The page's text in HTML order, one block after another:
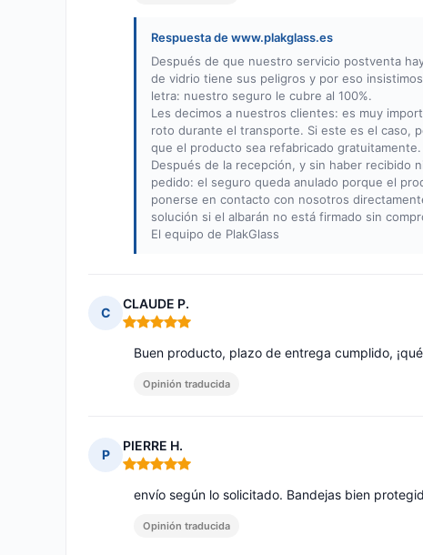
Respuesta de www.plakglass.es
Después de que nuestro servicio postventa
de vidrio tiene sus peligros y por eso
letra: nuestro seguro le cubre al 100%.
Les decimos a nuestros clientes: es muy
roto durante el transporte. Si este es el caso,
que el producto sea refabricado gratuitamente.
Después de la recepción, y sin haber recibido
pedido: el seguro queda anulado porque el
ponerse en contacto con nosotros
solución si el albarán no está firmado sin
El equipo de PlakGlass
C
CLAUDE P.
Nota: 5 de 5
Buen producto, plazo de entrega cumplido,
Opinión traducida
P
PIERRE H.
Nota: 5 de 5
envío según lo solicitado. Bandejas bien
Opinión traducida